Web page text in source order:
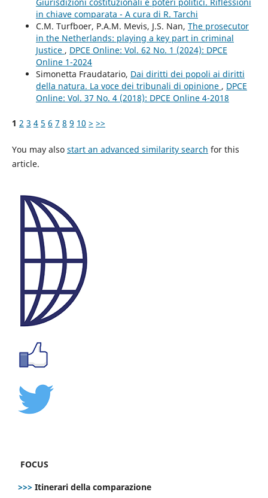
in chiave comparata - A cura di R. Tarchi
C.M. Turfboer, P.A.M. Mevis, J.S. Nan, The prosecutor
in the Netherlands: playing a key part in criminal
Justice , DPCE Online: Vol. 62 No. 1 (2024): DPCE
Online 1-2024
Simonetta Fraudatario, Dai diritti dei popoli ai diritti
della natura. La voce dei tribunali di opinione , DPCE
Online: Vol. 37 No. 4 (2018): DPCE Online 4-2018
1 2 3 4 5 6 7 8 9 10 > >>
You may also start an advanced similarity search for this
article.
FOCUS
>>> Itinerari della comparazione